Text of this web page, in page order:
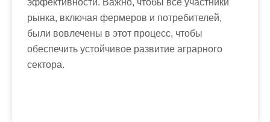
эффективности. Важно, чтобы все участники
рынка, включая фермеров и потребителей,
были вовлечены в этот процесс, чтобы
обеспечить устойчивое развитие аграрного
сектора.